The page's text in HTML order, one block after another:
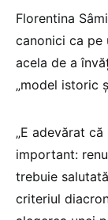
Florentina
canonici ca pe
acela de a
„model istoric
„E adevărat
important:
trebuie
criteriul